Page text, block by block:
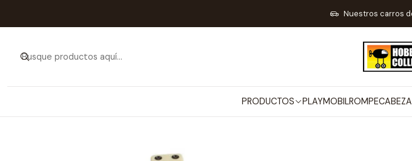
PRODUCTOS PLAYMOBIL
Nuestros carros
JUGUETES JUEGOS Y REGALOS JUEGOS